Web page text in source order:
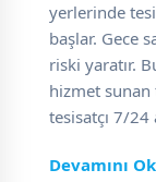
yerlerinde
başlar. Gece
riski yaratır.
hizmet sunan
tesisatçı 7/
Devamını